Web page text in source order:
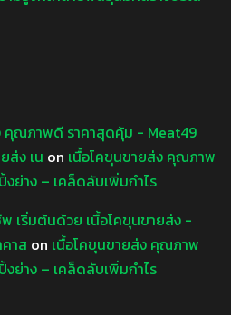
คุณภาพดี ราคาสุดคุ้ม - Meat49
ส่ง เน on เนื้อโคขุนขายส่ง คุณภาพ
ย่าง – เคล็ดลับเพิ่มกำไร
เริ่มต้นด้วย เนื้อโคขุนขายส่ง -
าส on เนื้อโคขุนขายส่ง คุณภาพ
ย่าง – เคล็ดลับเพิ่มกำไร